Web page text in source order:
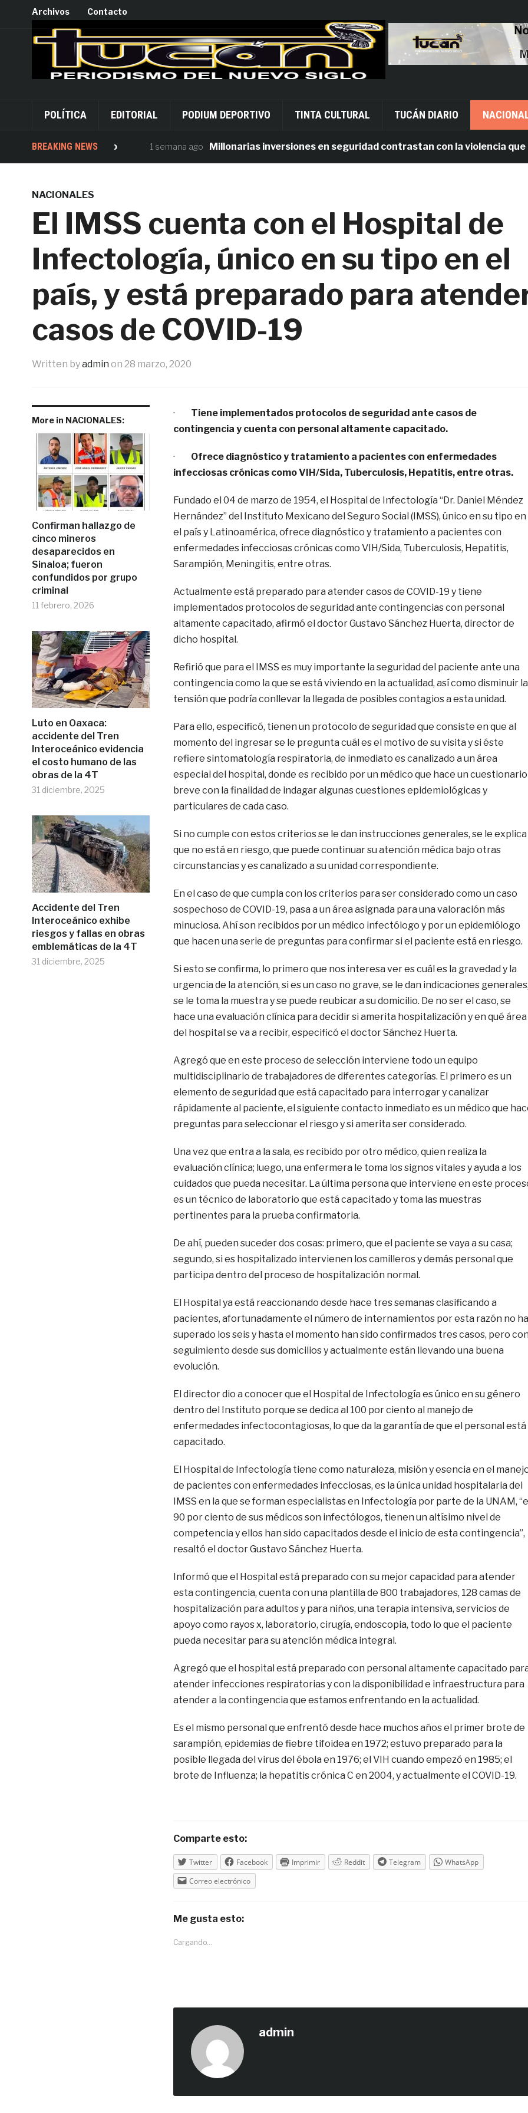
Archivos Contacto
POLÍTICA EDITORIAL PODIUM DEPORTIVO TINTA CULTURAL TUCÁN DIARIO
BREAKING NEWS
desde Palacio 1 semana ago Millonarias inversiones en seguridad contrastan con la violencia que
NACIONALES
El IMSS cuenta con el Hospital de
Infectología, único en su tipo en el
país, y está preparado para
casos de COVID-19
Written byadmin on 28 marzo, 2020
More in NACIONALES:
Confirman hallazgo de
cinco mineros
desaparecidos en
Sinaloa; fueron
confundidos por grupo
criminal
11 febrero, 2026
Luto en Oaxaca:
accidente del Tren
Interoceánico evidencia
el costo humano de las
obras de la 4T
31 diciembre, 2025
Accidente del Tren
Interoceánico exhibe
riesgos y fallas en obras
emblemáticas de la 4T
31 diciembre, 2025
· Tiene implementados protocolos de seguridad ante casos de
contingencia y cuenta con personal altamente capacitado.
· Ofrece diagnóstico y tratamiento a pacientes con enfermedades
infecciosas crónicas como VIH/Sida, Tuberculosis, Hepatitis, entre otras.
Fundado el 04 de marzo de 1954, el Hospital de Infectología “Dr. Daniel Méndez
Hernández” del Instituto Mexicano del Seguro Social (IMSS), único en su tipo en
el país y Latinoamérica, ofrece diagnóstico y tratamiento a pacientes con
enfermedades infecciosas crónicas como VIH/Sida, Tuberculosis, Hepatitis,
Sarampión, Meningitis, entre otras.
Actualmente está preparado para atender casos de COVID-19 y tiene
implementados protocolos de seguridad ante contingencias con personal
altamente capacitado, afirmó el doctor Gustavo Sánchez Huerta, director de
dicho hospital.
Refirió que para el IMSS es muy importante la seguridad del paciente ante una
contingencia como la que se está viviendo en la actualidad, así como disminuir la
tensión que podría conllevar la llegada de posibles contagios a esta unidad.
Para ello, especificó, tienen un protocolo de seguridad que consiste en que al
momento del ingresar se le pregunta cuál es el motivo de su visita y si éste
refiere sintomatología respiratoria, de inmediato es canalizado a un área
especial del hospital, donde es recibido por un médico que hace un cuestionario
breve con la finalidad de indagar algunas cuestiones epidemiológicas y
particulares de cada caso.
Si no cumple con estos criterios se le dan instrucciones generales, se le explica
que no está en riesgo, que puede continuar su atención médica bajo otras
circunstancias y es canalizado a su unidad correspondiente.
En el caso de que cumpla con los criterios para ser considerado como un caso
sospechoso de COVID-19, pasa a un área asignada para una valoración más
minuciosa. Ahí son recibidos por un médico infectólogo y por un epidemiólogo
que hacen una serie de preguntas para confirmar si el paciente está en riesgo.
Si esto se confirma, lo primero que nos interesa ver es cuál es la gravedad y la
urgencia de la atención, si es un caso no grave, se le dan indicaciones generales,
se le toma la muestra y se puede reubicar a su domicilio. De no ser el caso, se
hace una evaluación clínica para decidir si amerita hospitalización y en qué área
del hospital se va a recibir, especificó el doctor Sánchez Huerta.
Agregó que en este proceso de selección interviene todo un equipo
multidisciplinario de trabajadores de diferentes categorías. El primero es un
elemento de seguridad que está capacitado para interrogar y canalizar
rápidamente al paciente, el siguiente contacto inmediato es un médico que
preguntas para seleccionar el riesgo y si amerita ser considerado.
Una vez que entra a la sala, es recibido por otro médico, quien realiza la
evaluación clínica; luego, una enfermera le toma los signos vitales y ayuda a los
cuidados que pueda necesitar. La última persona que interviene en este
es un técnico de laboratorio que está capacitado y toma las muestras
pertinentes para la prueba confirmatoria.
De ahí, pueden suceder dos cosas: primero, que el paciente se vaya a su casa;
segundo, si es hospitalizado intervienen los camilleros y demás personal que
participa dentro del proceso de hospitalización normal.
El Hospital ya está reaccionando desde hace tres semanas clasificando a
pacientes, afortunadamente el número de internamientos por esta razón no
superado los seis y hasta el momento han sido confirmados tres casos, pero con
seguimiento desde sus domicilios y actualmente están llevando una buena
evolución.
El director dio a conocer que el Hospital de Infectología es único en su género
dentro del Instituto porque se dedica al 100 por ciento al manejo de
enfermedades infectocontagiosas, lo que da la garantía de que el personal está
capacitado.
El Hospital de Infectología tiene como naturaleza, misión y esencia en el
de pacientes con enfermedades infecciosas, es la única unidad hospitalaria del
IMSS en la que se forman especialistas en Infectología por parte de la UNAM,
90 por ciento de sus médicos son infectólogos, tienen un altísimo nivel de
competencia y ellos han sido capacitados desde el inicio de esta contingencia”,
resaltó el doctor Gustavo Sánchez Huerta.
Informó que el Hospital está preparado con su mejor capacidad para atender
esta contingencia, cuenta con una plantilla de 800 trabajadores, 128 camas de
hospitalización para adultos y para niños, una terapia intensiva, servicios de
apoyo como rayos x, laboratorio, cirugía, endoscopia, todo lo que el paciente
pueda necesitar para su atención médica integral.
Agregó que el hospital está preparado con personal altamente capacitado
atender infecciones respiratorias y con la disponibilidad e infraestructura para
atender a la contingencia que estamos enfrentando en la actualidad.
Es el mismo personal que enfrentó desde hace muchos años el primer brote de
sarampión, epidemias de fiebre tifoidea en 1972; estuvo preparado para la
posible llegada del virus del ébola en 1976; el VIH cuando empezó en 1985; el
brote de Influenza; la hepatitis crónica C en 2004, y actualmente el COVID-19.
Comparte esto:
Twitter Facebook Imprimir Reddit Telegram
WhatsApp
Correo electrónico
Me gusta esto:
Cargando...
admin